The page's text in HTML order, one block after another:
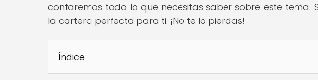
contaremos todo lo que necesitas saber sobre este tema.
la cartera perfecta para ti. ¡No te lo pierdas!
Índice